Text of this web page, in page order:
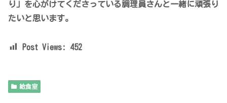
り」を心がけてくださっている調理員さんと一緒に頑張り
たいと思います。
Post Views: 452
給食室